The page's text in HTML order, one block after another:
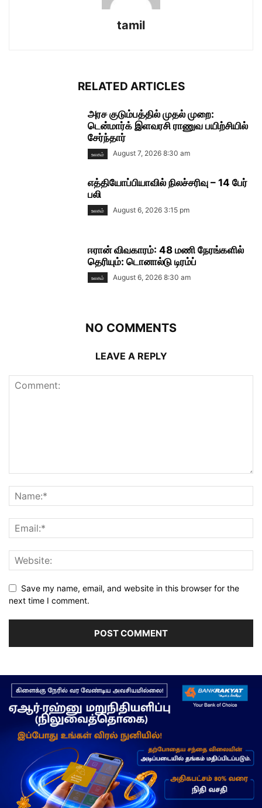
tamil
RELATED ARTICLES
அரச குடும்பத்தில் முதல் முறை:
டென்மார்க் இளவரசி ராணுவ பயிற்சியில்
சேர்ந்தார்
உலகம் August 7, 2026 8:30 am
எத்தியோப்பியாவில் நிலச்சரிவு – 14 பேர்
பலி
உலகம் August 6, 2026 3:15 pm
ஈரான் விவகாரம்: 48 மணி நேரங்களில்
தெரியும்: டொனால்டு டிரம்ப்
உலகம் August 6, 2026 8:30 am
NO COMMENTS
LEAVE A REPLY
Save my name, email, and website in this browser for the
next time I comment.